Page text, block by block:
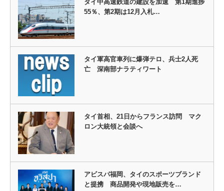
タイ中高速鉄道の建設を加速 第1期進捗
55％、第2期は12月入札…
タイ軍高官車列に爆弾テロ、兵士2人死
亡 深南部ナラティワート
タイ首相、21日からフランス訪問 マク
ロン大統領と会談へ
アビスパ福岡、タイのスポーツブランド
と提携 商品開発や現地販売を…